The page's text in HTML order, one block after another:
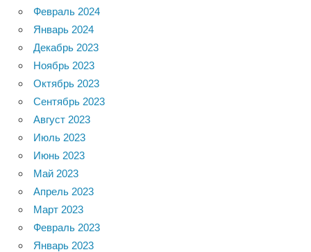
Февраль 2024
Январь 2024
Декабрь 2023
Ноябрь 2023
Октябрь 2023
Сентябрь 2023
Август 2023
Июль 2023
Июнь 2023
Май 2023
Апрель 2023
Март 2023
Февраль 2023
Январь 2023